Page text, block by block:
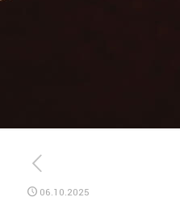
06.10.2025